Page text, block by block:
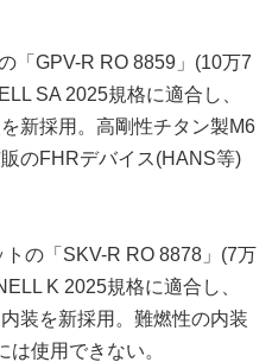
GPV-R RO 8859」(10万7
SA 2025規格に適合し、
新採用。高剛性チタン製M6
のFHRデバイス(HANS等)
の「SKV-R RO 8878」(7万
K 2025規格に適合し、
装を新採用。難燃性の内装
使用できない。